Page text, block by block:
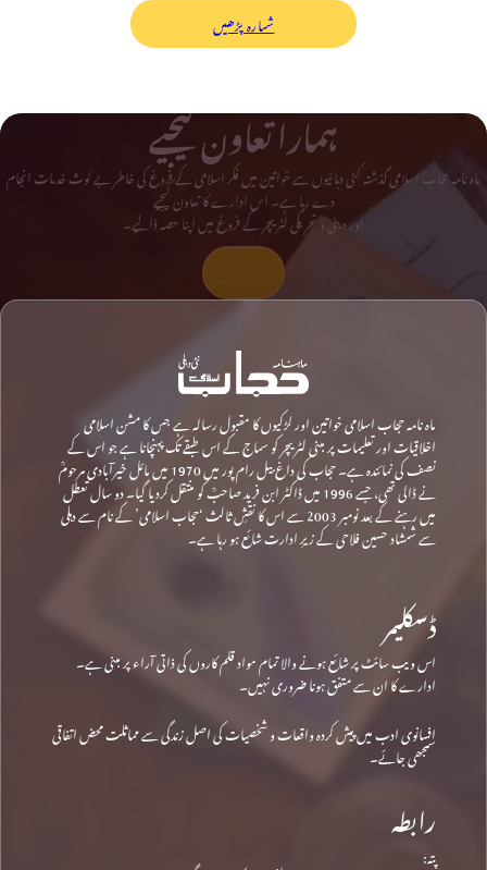
شمارہ پڑھیں
ہمارا تعاون کیجیے
ماہ نامہ حجاب اسلامی گذشتہ کئی دہائیوں سے خواتین میں فکر اسلامی کے فروغ کی خاطر بے لوث خدمات انجام
دے رہا ہے۔ اس ادارے کا تعاون کیجیے
اور دینی و تحریکی لٹریچر کے فروغ میں اپنا حصہ ڈالیے۔
ماہ نامہ حجاب اسلامی خواتین اور لڑکیوں کا مقبول رسالہ ہے جس کا مشن اسلامی
اخلاقیات اور تعلیمات پر مبنی لٹریچر کو سماج کے اس طبقے تک پہنچانا ہے جو اس کے
نصف کی نمائندہ ہے۔ حجاب کی داغ بیل رام پور میں 1970 میں مائل خیرآبادی مرحومؒ
نے ڈالی تھی، جسے 1996 میں ڈاکٹر ابن فرید صاحبؒ کو منتقل کردیا گیا۔ دو سال تعطل
میں رہنے کے بعد نومبر 2003 سے اس کا نقشِ ثالث ‘حجاب اسلامی’ کے نام سے دہلی
سے شمشاد حسین فلاحی کے زیرِ ادارت شائع ہو رہا ہے۔
ڈسکلیمر
اس ویب سائٹ پر شائع ہونے والا تمام مواد قلم کاروں کی ذاتی آراء پر مبنی ہے۔
ادارے کا ان سے متفق ہونا ضروری نہیں۔
افسانوی ادب میں پیش کردہ واقعات و شخصیات کی اصل زندگی سے مماثلت محض اتفاقی
سمجھی جائے۔
رابطہ
پتہ: